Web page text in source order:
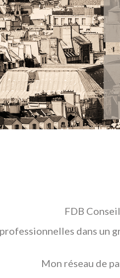
FDB
professionnelles dans
Mon réseau de